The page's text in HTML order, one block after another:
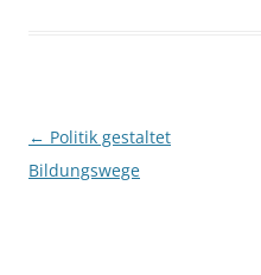
Beitragsnavigation
← Politik gestaltet
Bildungswege